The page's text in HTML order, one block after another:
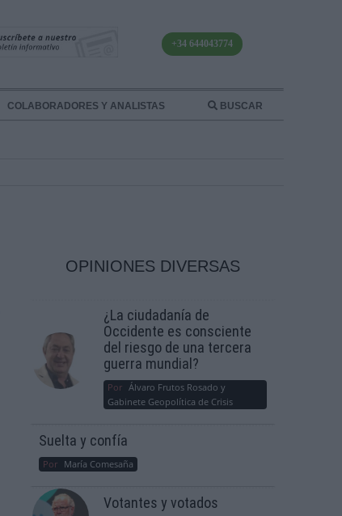
+34 644043774
COLABORADORES Y ANALISTAS BUSCAR
OPINIONES DIVERSAS
¿La ciudadanía de
Occidente es consciente
del riesgo de una tercera
guerra mundial?
Por Álvaro Frutos Rosado y
Gabinete Geopolítica de Crisis
Suelta y confía
Por María Comesaña
Votantes y votados